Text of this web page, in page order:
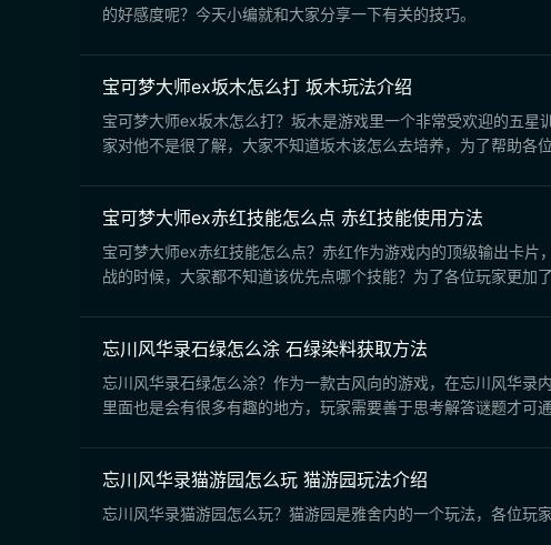
的好感度呢？今天小编就和大家分享一下有关的技巧。
宝可梦大师ex坂木怎么打 坂木玩法介绍
宝可梦大师ex坂木怎么打？坂木是游戏里一个非常受欢迎的五
家对他不是很了解，大家不知道坂木该怎么去培养，为了帮助各
宝可梦大师ex赤红技能怎么点 赤红技能使用方法
宝可梦大师ex赤红技能怎么点？赤红作为游戏内的顶级输出卡
战的时候，大家都不知道该优先点哪个技能？为了各位玩家更加
忘川风华录石绿怎么涂 石绿染料获取方法
忘川风华录石绿怎么涂？作为一款古风向的游戏，在忘川风华
里面也是会有很多有趣的地方，玩家需要善于思考解答谜题才可通
忘川风华录猫游园怎么玩 猫游园玩法介绍
忘川风华录猫游园怎么玩？猫游园是雅舍内的一个玩法，各位玩